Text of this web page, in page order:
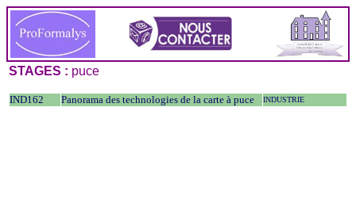
STAGES : puce
IND162 Panorama des technologies de la carte à puce INDUSTRIE